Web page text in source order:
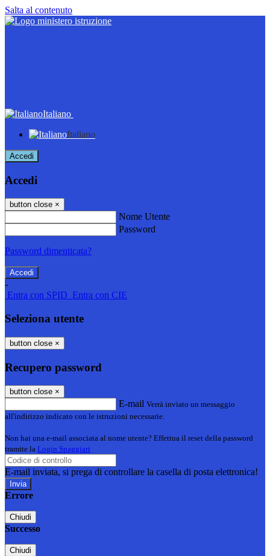
Salta al contenuto
Italiano
Italiano
Accedi
Accedi
button close ×
Nome Utente
Password
Password dimenticata?
-
Entra con SPID Entra con CIE
Seleziona utente
button close ×
Recupero password
button close ×
E-mail Verrà inviato un messaggio
all'indirizzo indicato con le istruzioni necessarie.
Non hai una e-mail associata al nome utente? Effettua il reset della password
tramite la Login Spaggiari
E-mail inviata, si prega di controllare la casella di posta elettronica!
Errore
Chiudi
Successo
Chiudi